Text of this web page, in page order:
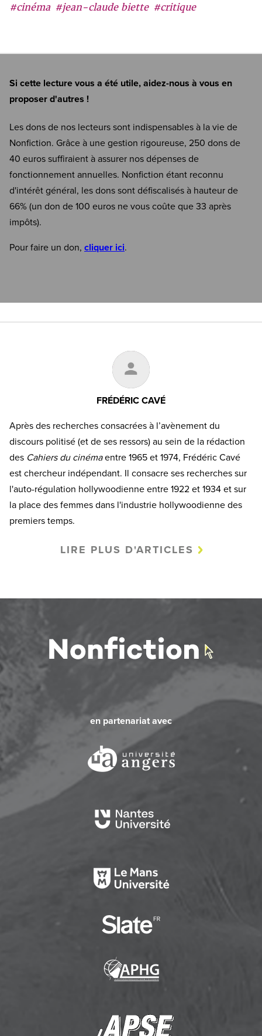
#cinéma #jean-claude biette #critique
Si cette lecture vous a été utile, aidez-nous à vous en
proposer d'autres !
Les dons de nos lecteurs sont indispensables à la vie de
Nonfiction. Grâce à une gestion rigoureuse, 250 dons de
40 euros suffiraient à assurer nos dépenses de
fonctionnement annuelles. Nonfiction étant reconnu
d'intérêt général, les dons sont défiscalisés à hauteur de
66% (un don de 100 euros ne vous coûte que 33 après
impôts).
Pour faire un don, cliquer ici.
FRÉDÉRIC CAVÉ
Après des recherches consacrées à l’avènement du
discours politisé (et de ses ressors) au sein de la rédaction
des Cahiers du cinémaentre 1965 et 1974, Frédéric Cavé
est chercheur indépendant. Il consacre ses recherches sur
l'auto-régulation hollywoodienne entre 1922 et 1934 et sur
la place des femmes dans l'industrie hollywoodienne des
premiers temps.
LIRE PLUS D'ARTICLES
en partenariat avec